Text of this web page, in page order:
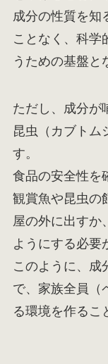
成分の性質を知
ことなく、科学
うための基盤と
ただし、成分が
昆虫（カブトム
す。
食品の安全性を
観賞魚や昆虫の
屋の外に出すか
ようにする必要
このように、成
で、家族全員（
る環境を作るこ